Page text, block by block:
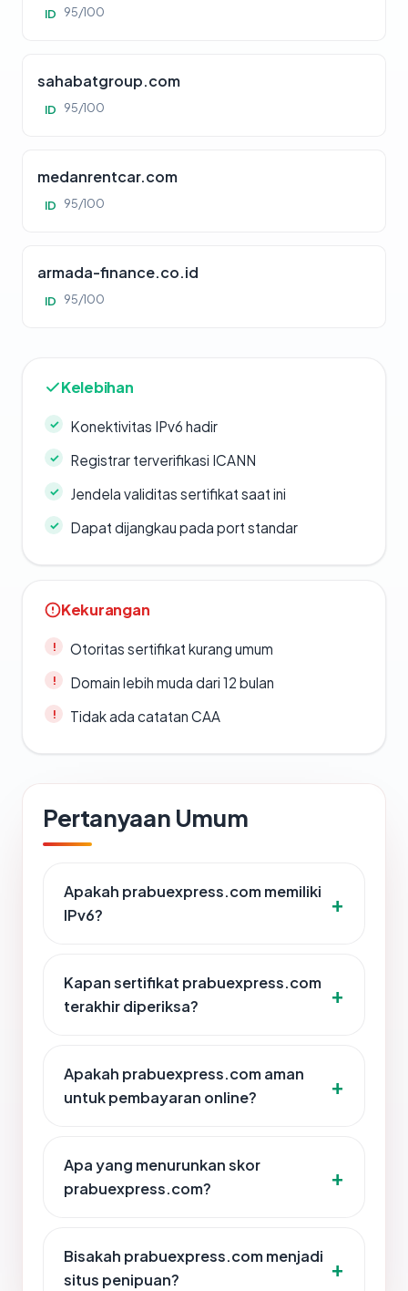
ID 95/100
sahabatgroup.com
ID 95/100
medanrentcar.com
ID 95/100
armada-finance.co.id
ID 95/100
Kelebihan
Konektivitas IPv6 hadir
Registrar terverifikasi ICANN
Jendela validitas sertifikat saat ini
Dapat dijangkau pada port standar
Kekurangan
Otoritas sertifikat kurang umum
Domain lebih muda dari 12 bulan
Tidak ada catatan CAA
Pertanyaan Umum
Apakah prabuexpress.com memiliki
IPv6?
Kapan sertifikat prabuexpress.com
terakhir diperiksa?
Apakah prabuexpress.com aman
untuk pembayaran online?
Apa yang menurunkan skor
prabuexpress.com?
Bisakah prabuexpress.com menjadi
situs penipuan?